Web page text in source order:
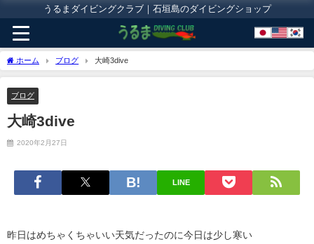
うるまダイビングクラブ｜石垣島のダイビングショップ
ホーム ブログ 大崎3dive
ブログ
大崎3dive
2020年2月27日
LINE
昨日はめちゃくちゃいい天気だったのに今日は少し寒い